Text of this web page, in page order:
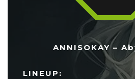
ANNISOKAY –
LINEUP: